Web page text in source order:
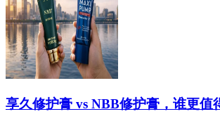
享久修护膏 vs NBB修护膏，谁更值